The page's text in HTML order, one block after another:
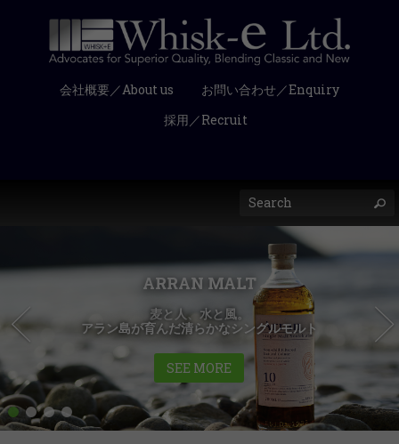
会社概要／About us
お問い合わせ／Enquiry
採用／Recruit
ARRAN MALT
麦と人、水と風。
アラン島が育んだ清らかなシングルモルト
SEE MORE